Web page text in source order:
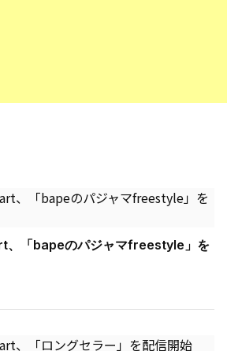
「bapeのパジャマfreestyle」を